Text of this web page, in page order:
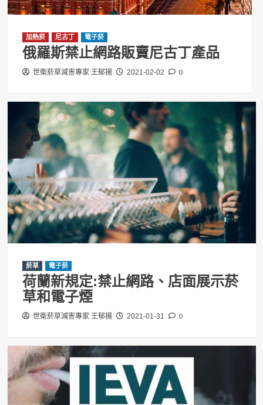
加熱菸 尼古丁 電子菸
俄羅斯禁止網路販賣尼古丁產品
世衛菸草減害專家 王郁揚 2021-02-02 0
菸草 電子菸
荷蘭新規定:禁止網路、店面展示菸
草和電子煙
世衛菸草減害專家 王郁揚 2021-01-31 0